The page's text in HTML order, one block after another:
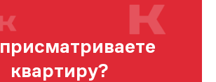
квартиру?